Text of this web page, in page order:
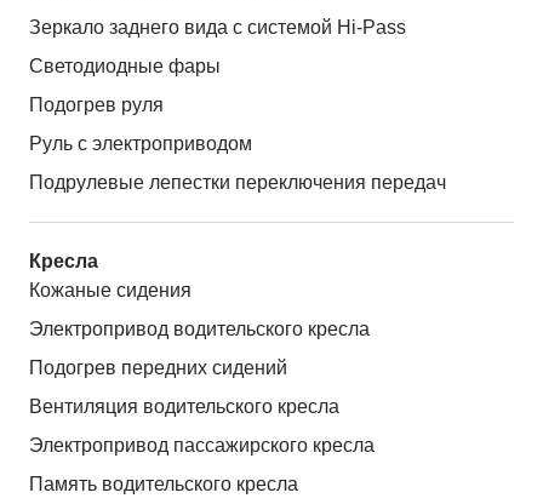
Зеркало заднего вида с системой Hi-Pass
Светодиодные фары
Подогрев руля
Руль с электроприводом
Подрулевые лепестки переключения передач
Кресла
Кожаные сидения
Электропривод водительского кресла
Подогрев передних сидений
Вентиляция водительского кресла
Электропривод пассажирского кресла
Память водительского кресла